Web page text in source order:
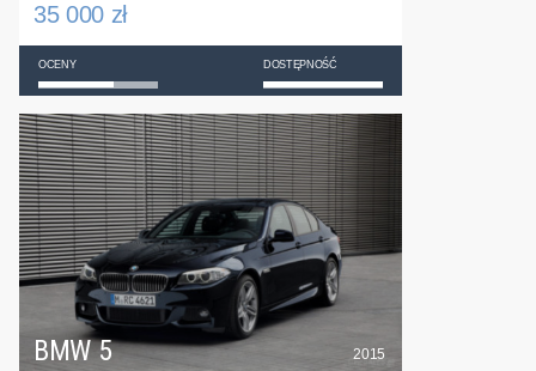
35 000 zł
OCENY DOSTĘPNOŚĆ
BMW 5 2015